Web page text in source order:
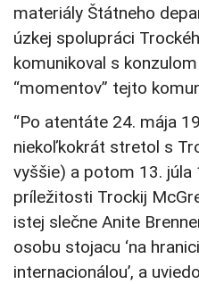
materiály Štátneho
úzkej spolupráci
komunikoval s
“momentov” tejto
“Po atentáte 24. mája
niekoľkokrát stretol s
vyššie) a potom 13. júla
príležitosti Trockij
istej slečne Anite
osobu stojacu ‘na
internacionálou’, a